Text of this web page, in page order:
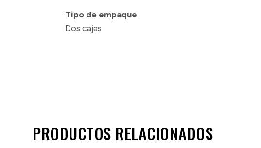
Tipo de empaque
Dos cajas
PRODUCTOS RELACIONADOS